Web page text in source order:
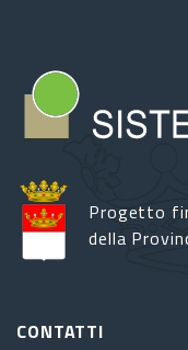
Progetto
della
CONTATTI